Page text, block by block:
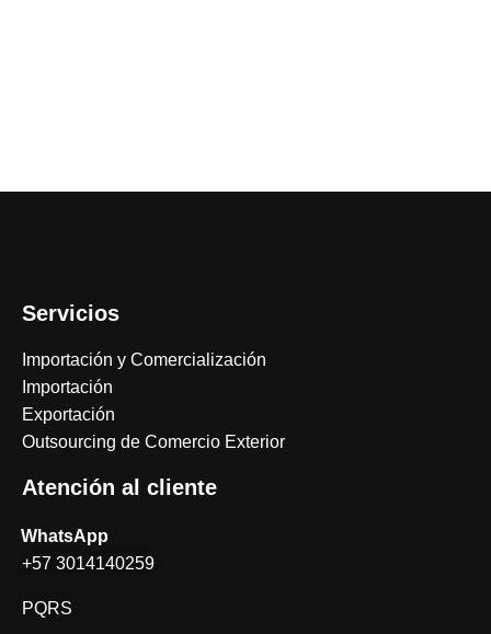
Servicios
Importación y Comercialización
Importación
Exportación
Outsourcing de Comercio Exterior
Atención al cliente
WhatsApp
+57 3014140259
PQRS